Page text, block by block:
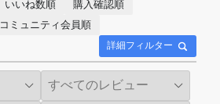
詳細フィルター
いいね数順
購入確認順
コミュニティ会員順